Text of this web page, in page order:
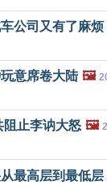
公司又有了麻烦
意席卷大陆 🖼️
阻止李讷大怒 🖼️
最高层到最低层